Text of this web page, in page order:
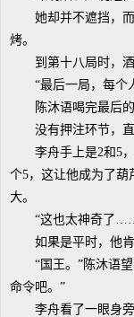
她却并不遮挡，而
烤。
到第十八局时，酒
“最后一局，每个人
陈沐语喝完最后的
没有押注环节，直
李舟手上是2和5，
个5，这让他成为了葫
大。
“这也太神奇了……”
如果是平时，他肯
“国王。”陈沐语望
命令吧。”
李舟看了一眼身旁